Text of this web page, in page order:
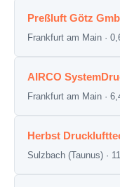
Preßluft Götz
Frankfurt am Main ·
AIRCO
Frankfurt am Main ·
Herbst
Sulzbach (Taunus) ·